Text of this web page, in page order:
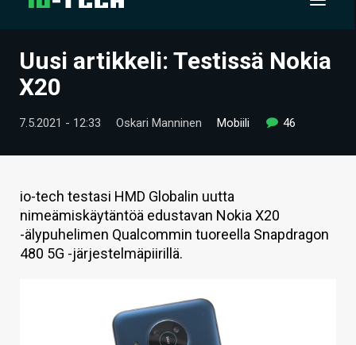
UUTISET
TIETOA
HINTA.FI
Uusi artikkeli: Testissä Nokia
X20
7.5.2021 - 12:33 Oskari Manninen Mobiili 46
io-tech testasi HMD Globalin uutta
nimeämiskäytäntöä edustavan Nokia X20
-älypuhelimen Qualcommin tuoreella Snapdragon
480 5G -järjestelmäpiirillä.